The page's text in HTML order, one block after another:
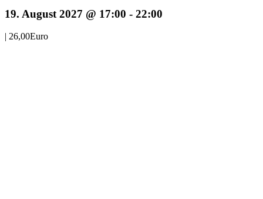
19. August 2027 @ 17:00 - 22:00
| 26,00Euro